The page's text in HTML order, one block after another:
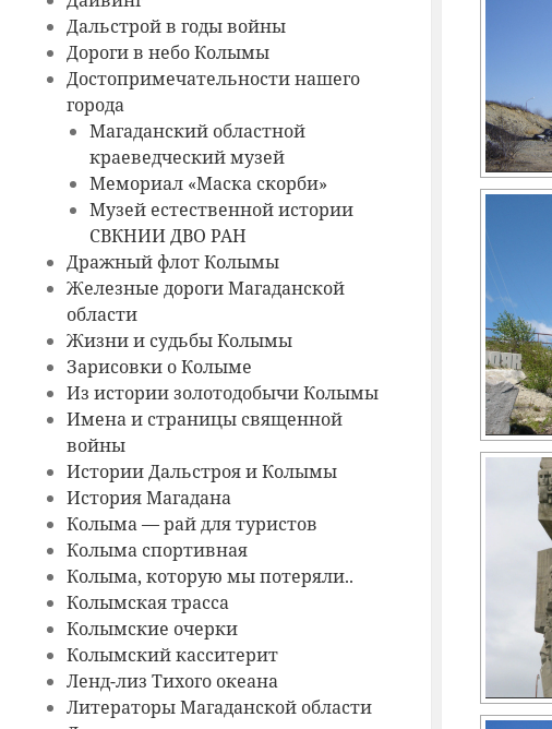
Дальстрой в годы войны
Дороги в небо Колымы
Достопримечательности нашего
города
Магаданский областной
краеведческий музей
Мемориал «Маска скорби»
Музей естественной истории
СВКНИИ ДВО РАН
Дражный флот Колымы
Железные дороги Магаданской
области
Жизни и судьбы Колымы
Зарисовки о Колыме
Из истории золотодобычи Колымы
Имена и страницы священной
войны
Истории Дальстроя и Колымы
История Магадана
Колыма — рай для туристов
Колыма спортивная
Колыма, которую мы потеряли..
Колымская трасса
Колымские очерки
Колымский касситерит
Ленд-лиз Тихого океана
Литераторы Магаданской области